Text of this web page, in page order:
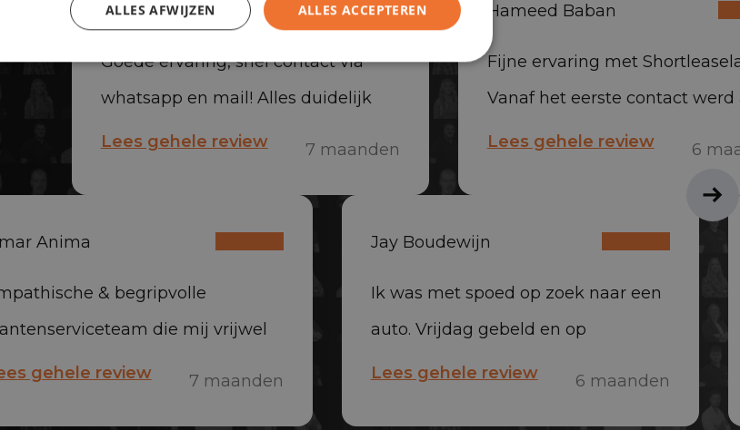
Dirk van Eck
Goede ervaring, snel contact via
whatsapp en mail! Alles duidelijk
uitgelegd en auto netjes geleverd,
Lees gehele review 7 maanden
Anima
& begripvolle
die mij vrijwel
hebben geholpen aan
gehele review 7 maanden
Hameed Baban
Fijne ervaring met
Vanaf het eerste contact werd
snel en professioneel
erg vriendelijk en
Absoluut aan te raden
Lees gehele review 6
Jay Boudewijn
Ik was met spoed op zoek naar een
auto. Vrijdag gebeld en op
maandag al voorzien van een auto.
Lees gehele review 6 maanden
ALLES ACCEPTEREN
ALLES AFWIJZEN